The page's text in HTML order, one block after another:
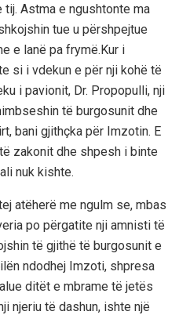
Astma e ngushtonte ma
tue u përshpejtue
e lanë pa frymë.Kur i
si i vdekun e për nji kohë të
i pavionit, Dr. Propopulli, nji
të burgosunit dhe
bani gjithçka për Imzotin. E
zakonit dhe shpesh i binte
nuk kishte.
atëherë me ngulm se, mbas
po përgatite nji amnisti të
të gjithë të burgosunit e
ndodhej Imzoti, shpresa
ditët e mbrame të jetës
njeriu të dashun, ishte një